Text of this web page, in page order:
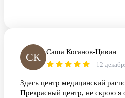
СК Саша Коганов-Цивин
12
Здесь центр медицинский
Прекрасный центр, не скрою я